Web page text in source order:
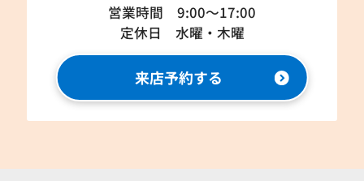
営業時間 9:00～17:00
定休日 水曜・木曜
来店予約する